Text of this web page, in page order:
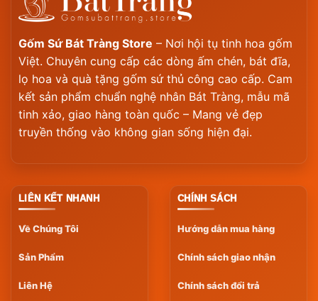
Gốm Sứ Bát Tràng Store – Nơi hội tụ tinh hoa gốm
Việt. Chuyên cung cấp các dòng ấm chén, bát đĩa,
lọ hoa và quà tặng gốm sứ thủ công cao cấp. Cam
kết sản phẩm chuẩn nghệ nhân Bát Tràng, mẫu mã
tinh xảo, giao hàng toàn quốc – Mang vẻ đẹp
truyền thống vào không gian sống hiện đại.
LIÊN KẾT NHANH
Về Chúng Tôi
Sản Phẩm
Liên Hệ
CHÍNH SÁCH
Hướng dẫn mua hàng
Chính sách giao nhận
Chính sách đổi trả